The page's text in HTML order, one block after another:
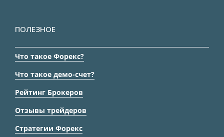
ПОЛЕЗНОЕ
Что такое Форекс?
Что такое демо-счет?
Рейтинг Брокеров
Отзывы трейдеров
Стратегии Форекс